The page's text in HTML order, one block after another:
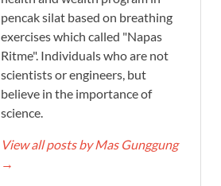
pencak silat based on breathing
exercises which called "Napas
Ritme". Individuals who are not
scientists or engineers, but
believe in the importance of
science.
View all posts by Mas Gunggung
→